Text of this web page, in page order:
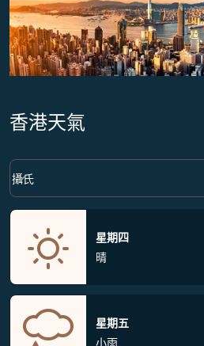
香港天氣
Weather unit option 攝氏 Selected
攝氏
keyboard_arrow_down
星期四
晴
星期五
小雨